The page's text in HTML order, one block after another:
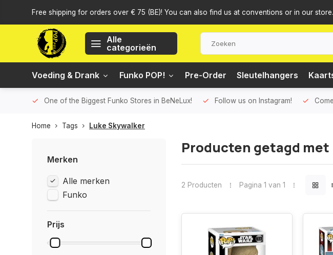
Free shipping for orders over € 75 (BE)! You can also find us at conventions or in our store.
Alle
categorieën
Voeding & Drank Funko POP! Pre-Order Sleutelhangers
One of the Biggest Funko Stores in BeNeLux! Follow us on Instagram!
Home Tags Luke Skywalker
Merken
Alle merken
Funko
Prijs
Producten getagd met
2 Producten Pagina 1 van 1